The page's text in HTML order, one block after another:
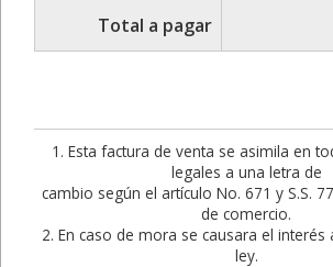
Total a pagar
1. Esta factura de venta se asimila en
legales a una letra de
cambio según el artículo No. 671 y S.S.
de comercio.
2. En caso de mora se causara el
ley.